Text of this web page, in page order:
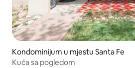
Kondominijum u mjestu Santa Fe
Kuća sa pogledom